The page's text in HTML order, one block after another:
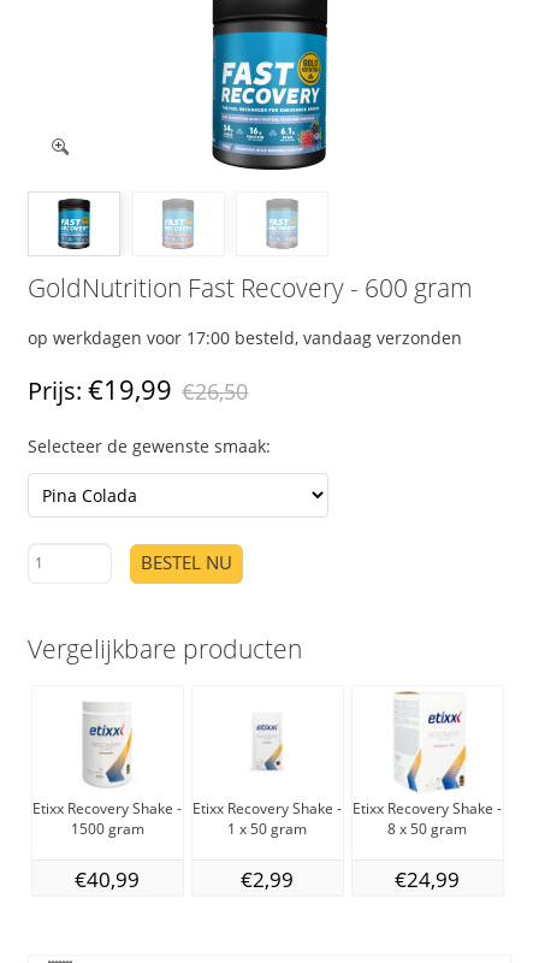
GoldNutrition Fast Recovery - 600 gram
op werkdagen voor 17:00 besteld, vandaag verzonden
Prijs: €19,99 €26,50
Selecteer de gewenste smaak:
BESTEL NU
Vergelijkbare producten
Etixx Recovery Shake -
1500 gram
€40,99
Etixx Recovery Shake -
1 x 50 gram
€2,99
Etixx Recovery Shake -
8 x 50 gram
€24,99